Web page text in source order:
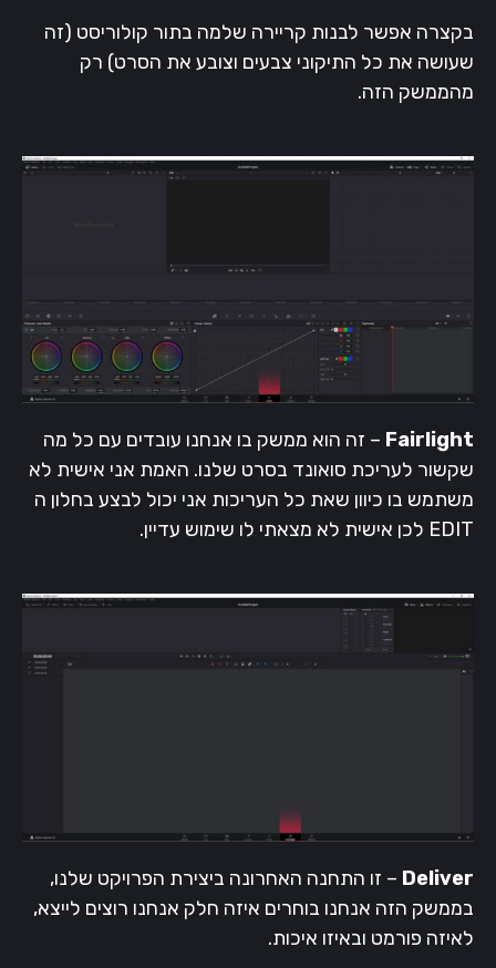
בקצרה אפשר לבנות קריירה שלמה בתור קולוריסט (זה
שעושה את כל התיקוני צבעים וצובע את הסרט) רק
מהממשק הזה.
Fairlight – זה הוא ממשק בו אנחנו עובדים עם כל מה
שקשור לעריכת סואונד בסרט שלנו. האמת אני אישית לא
משתמש בו כיוון שאת כל העריכות אני יכול לבצע בחלון ה
EDIT לכן אישית לא מצאתי לו שימוש עדיין.
Deliver – זו התחנה האחרונה ביצירת הפרויקט שלנו,
בממשק הזה אנחנו בוחרים איזה חלק אנחנו רוצים לייצא,
לאיזה פורמט ובאיזו איכות.